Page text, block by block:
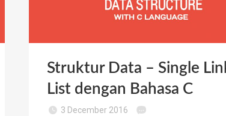
Struktur Data – Single
List dengan Bahasa C
3 December 2016